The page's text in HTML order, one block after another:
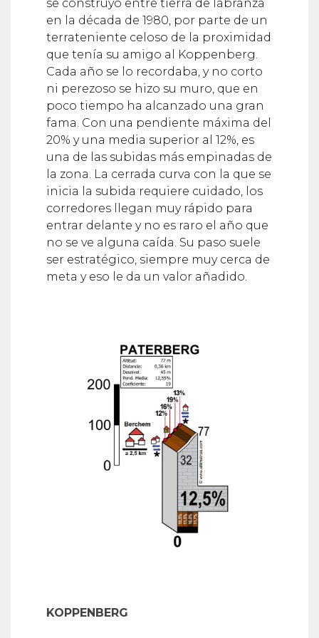
se construyó entre tierra de labranza
en la década de 1980, por parte de un
terrateniente celoso de la proximidad
que tenía su amigo al Koppenberg.
Cada año se lo recordaba, y no corto
ni perezoso se hizo su muro, que en
poco tiempo ha alcanzado una gran
fama. Con una pendiente máxima del
20% y una media superior al 12%, es
una de las subidas más empinadas de
la zona. La cerrada curva con la que se
inicia la subida requiere cuidado, los
corredores llegan muy rápido para
entrar delante y no es raro el año que
no se ve alguna caída. Su paso suele
ser estratégico, siempre muy cerca de
meta y eso le da un valor añadido.
KOPPENBERG